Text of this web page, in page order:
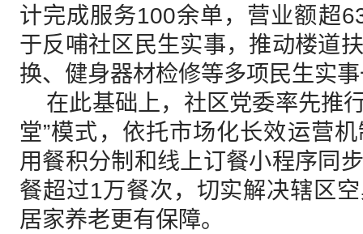
计完成服务100余单，营业额超
于反哺社区民生实事，推动楼道
换、健身器材检修等多项民生实
在此基础上，社区党委率先推
堂”模式，依托市场化长效运营
用餐积分制和线上订餐小程序同
餐超过1万餐次，切实解决辖区
居家养老更有保障。